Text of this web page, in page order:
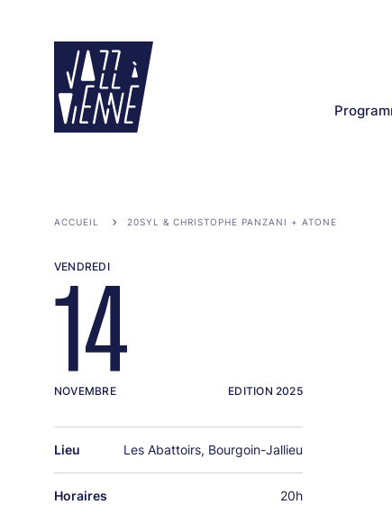
ACCUEIL 20SYL & CHRISTOPHE PANZANI + ATONE
VENDREDI
14
NOVEMBRE EDITION 2025
Lieu Les Abattoirs, Bourgoin-Jallieu
Horaires 20h